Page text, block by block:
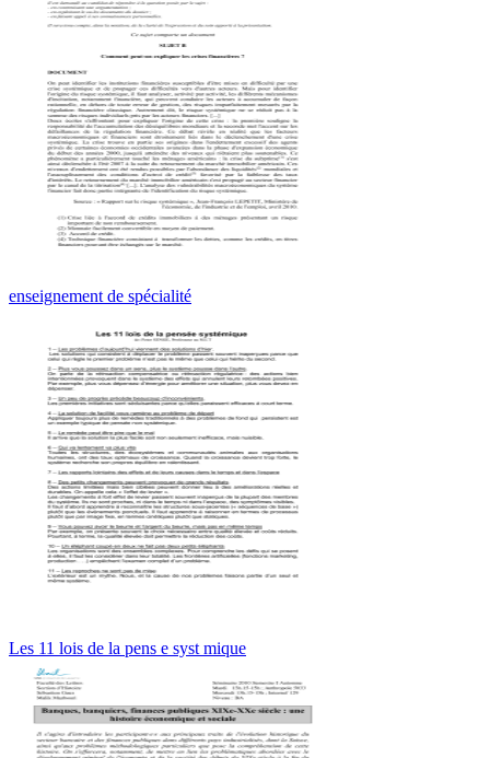
enseignement de spécialité
Les 11 lois de la pens e syst mique